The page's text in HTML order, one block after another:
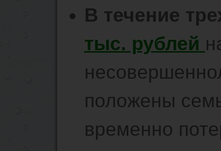
В течение
тыс. рублей
положены
временно